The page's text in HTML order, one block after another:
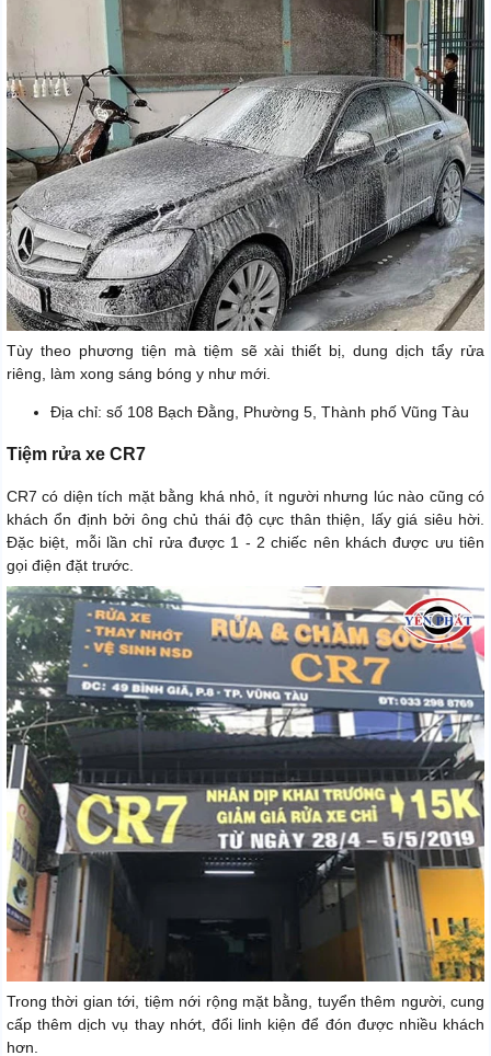
Tùy theo phương tiện mà tiệm sẽ xài thiết bị, dung dịch tẩy rửa
riêng, làm xong sáng bóng y như mới.
Địa chỉ: số 108 Bạch Đằng, Phường 5, Thành phố Vũng Tàu
Tiệm rửa xe CR7
CR7 có diện tích mặt bằng khá nhỏ, ít người nhưng lúc nào cũng có
khách ổn định bởi ông chủ thái độ cực thân thiện, lấy giá siêu hời.
Đặc biệt, mỗi lần chỉ rửa được 1 - 2 chiếc nên khách được ưu tiên
gọi điện đặt trước.
Trong thời gian tới, tiệm nới rộng mặt bằng, tuyển thêm người, cung
cấp thêm dịch vụ thay nhớt, đổi linh kiện để đón được nhiều khách
hơn.